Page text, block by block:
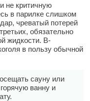
не критичную
в парилке слишком
чреватый потерей
обязательно
жидкости. В-
в пользу обычной
сауну или
ванну и